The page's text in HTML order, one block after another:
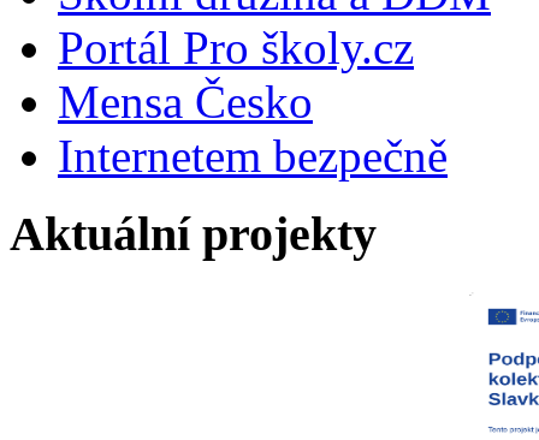
Portál Pro školy.cz
Mensa Česko
Internetem bezpečně
Aktuální projekty